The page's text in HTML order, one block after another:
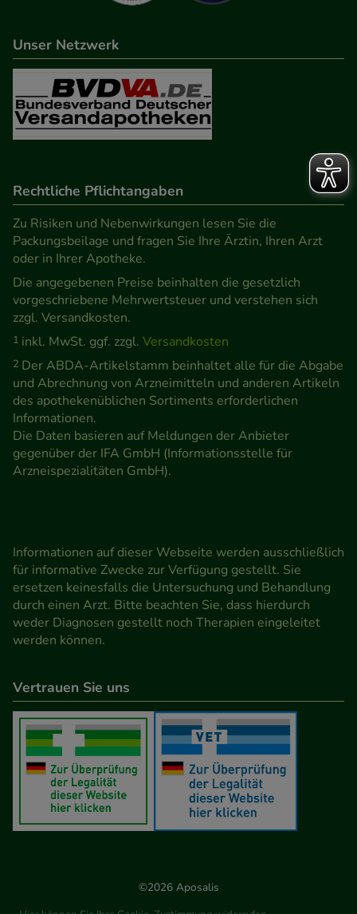
Unser Netzwerk
Rechtliche Pflichtangaben
Zu Risiken und Nebenwirkungen lesen Sie die
Packungsbeilage und fragen Sie Ihre Ärztin, Ihren Arzt
oder in Ihrer Apotheke.
Die angegebenen Preise beinhalten die gesetzlich
vorgeschriebene Mehrwertsteuer und verstehen sich
zzgl. Versandkosten.
1 inkl. MwSt. ggf. zzgl. Versandkosten
2 Der ABDA-Artikelstamm beinhaltet alle für die Abgabe
und Abrechnung von Arzneimitteln und anderen Artikeln
des apothekenüblichen Sortiments erforderlichen
Informationen.
Die Daten basieren auf Meldungen der Anbieter
gegenüber der IFA GmbH (Informationsstelle für
Arzneispezialitäten GmbH).
Informationen auf dieser Webseite werden ausschließlich
für informative Zwecke zur Verfügung gestellt. Sie
ersetzen keinesfalls die Untersuchung und Behandlung
durch einen Arzt. Bitte beachten Sie, dass hierdurch
weder Diagnosen gestellt noch Therapien eingeleitet
werden können.
Vertrauen Sie uns
©2026 Aposalis